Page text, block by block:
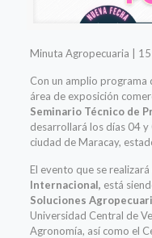
Minuta Agropecuaria |
Con un amplio programa
área de exposición
Seminario Técnico de
desarrollará los días 04
ciudad de Maracay,
El evento que se
Internacional, está
Soluciones
Universidad Central de
Agronomía, así como el